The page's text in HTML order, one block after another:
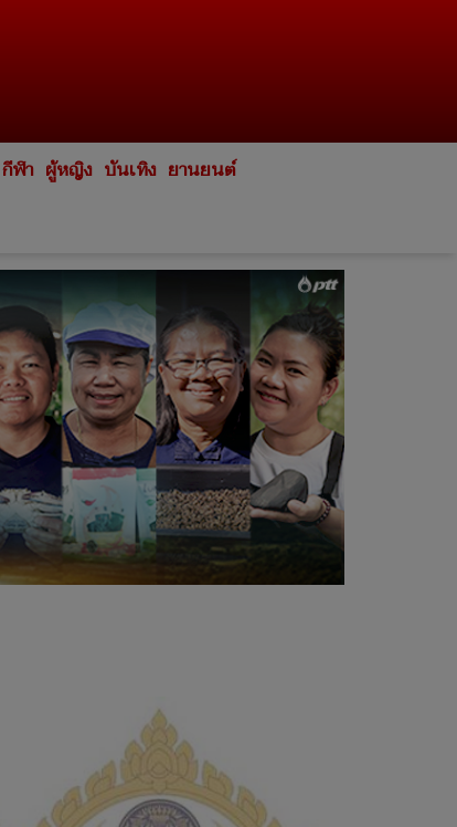
กีฬา ผู้หญิง บันเทิง ยานยนต์